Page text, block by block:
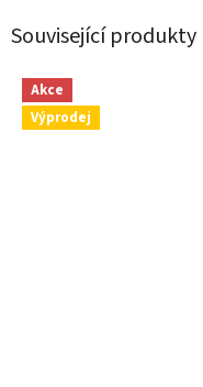
Související produkty
Akce
Výprodej